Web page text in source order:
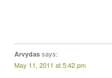
Arvydas says:
May 11, 2011 at 5:42 pm